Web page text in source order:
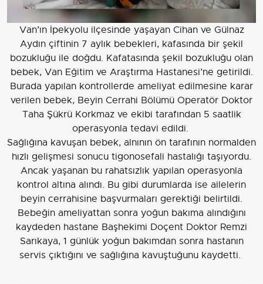
Van’ın İpekyolu ilçesinde yaşayan Cihan ve Gülnaz
Aydın çiftinin 7 aylık bebekleri, kafasında bir şekil
bozukluğu ile doğdu. Kafatasında şekil bozukluğu olan
bebek, Van Eğitim ve Araştırma Hastanesi’ne getirildi.
Burada yapılan kontrollerde ameliyat edilmesine karar
verilen bebek, Beyin Cerrahi Bölümü Operatör Doktor
Taha Şükrü Korkmaz ve ekibi tarafından 5 saatlik
operasyonla tedavi edildi.
Sağlığına kavuşan bebek, alnının ön tarafının normalden
hızlı gelişmesi sonucu tigonosefali hastalığı taşıyordu.
Ancak yaşanan bu rahatsızlık yapılan operasyonla
kontrol altına alındı. Bu gibi durumlarda ise ailelerin
beyin cerrahisine başvurmaları gerektiği belirtildi.
Bebeğin ameliyattan sonra yoğun bakıma alındığını
kaydeden hastane Başhekimi Doçent Doktor Remzi
Sarıkaya, 1 günlük yoğun bakımdan sonra hastanın
servis çıktığını ve sağlığına kavuştuğunu kaydetti.